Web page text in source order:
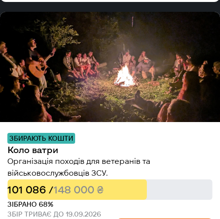
ЗБИРАЮТЬ КОШТИ
Коло ватри
Організація походів для ветеранів та
військовослужбовців ЗСУ.
101 086 /148 000 ₴
ЗІБРАНО 68%
ЗБІР ТРИВАЄ ДО 19.09.2026